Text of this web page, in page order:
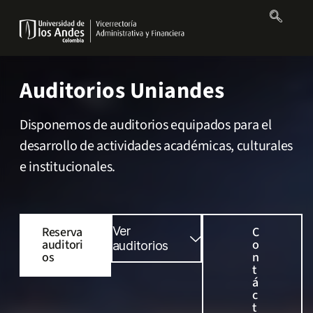
Auditorios Uniandes
Disponemos de auditorios equipados para el
desarrollo de actividades académicas, culturales
e institucionales.
Reserva
auditori
os
Ver
auditorios
C
o
n
t
á
c
t